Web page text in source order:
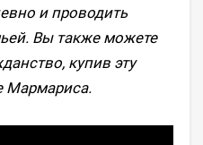
и проводить
Вы также можете
купив эту
Мармариса.